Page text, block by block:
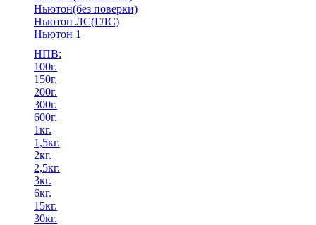
Ньютон(без поверки)
Ньютон ЛС(ГЛС)
Ньютон 1
НПВ:
100г.
150г.
200г.
300г.
600г.
1кг.
1,5кг.
2кг.
2,5кг.
3кг.
6кг.
15кг.
30кг.